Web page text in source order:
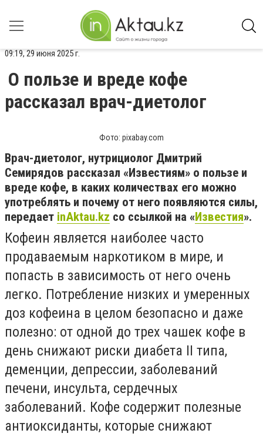
09:19, 29 июня 2025 г.
О пользе и вреде кофе
рассказал врач-диетолог
Фото: pixabay.com
Врач-диетолог, нутрициолог Дмитрий
Семирядов рассказал «Известиям» о пользе и
вреде кофе, в каких количествах его можно
употреблять и почему от него появляются силы,
передает inAktau.kz со ссылкой на «Известия».
Кофеин является наиболее часто
продаваемым наркотиком в мире, и
попасть в зависимость от него очень
легко. Потребление низких и умеренных
доз кофеина в целом безопасно и даже
полезно: от одной до трех чашек кофе в
день снижают риски диабета II типа,
деменции, депрессии, заболеваний
печени, инсульта, сердечных
заболеваний. Кофе содержит полезные
антиоксиданты, которые снижают